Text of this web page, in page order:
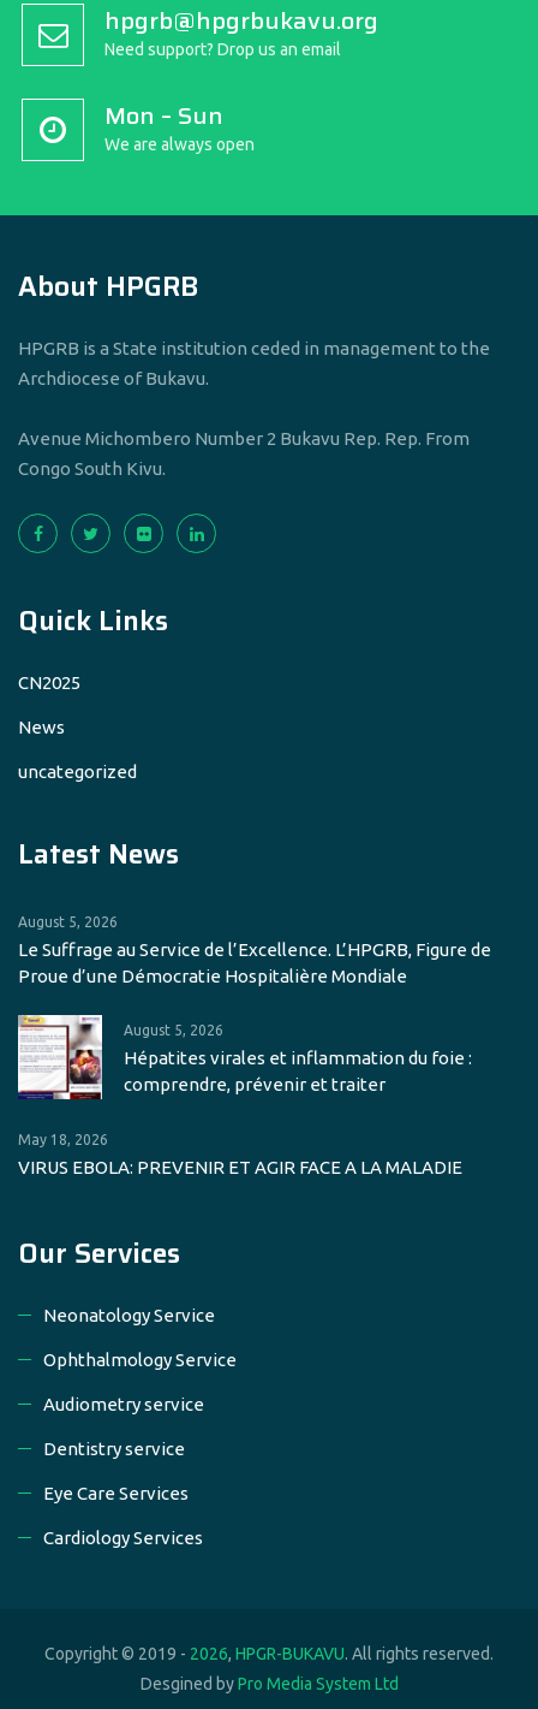
hpgrb@hpgrbukavu.org
Need support? Drop us an email
Mon – Sun
We are always open
About HPGRB
HPGRB is a State institution ceded in management to the
Archdiocese of Bukavu.
Avenue Michombero Number 2 Bukavu Rep. Rep. From
Congo South Kivu.
Quick Links
CN2025
News
uncategorized
Latest News
August 5, 2026
Le Suffrage au Service de l’Excellence. L’HPGRB, Figure de
Proue d’une Démocratie Hospitalière Mondiale
August 5, 2026
Hépatites virales et inflammation du foie :
comprendre, prévenir et traiter
May 18, 2026
VIRUS EBOLA: PREVENIR ET AGIR FACE A LA MALADIE
Our Services
Neonatology Service
Ophthalmology Service
Audiometry service
Dentistry service
Eye Care Services
Cardiology Services
Copyright © 2019 - 2026, HPGR-BUKAVU. All rights reserved.
Desgined byPro Media System Ltd